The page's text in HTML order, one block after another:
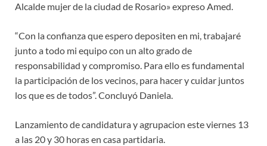
Alcalde mujer de la ciudad de Rosario» expreso Amed.
“Con la confianza que espero depositen en mi, trabajaré
junto a todo mi equipo con un alto grado de
responsabilidad y compromiso. Para ello es fundamental
la participación de los vecinos, para hacer y cuidar juntos
los que es de todos”. Concluyó Daniela.
Lanzamiento de candidatura y agrupacion este viernes 13
a las 20 y 30 horas en casa partidaria.